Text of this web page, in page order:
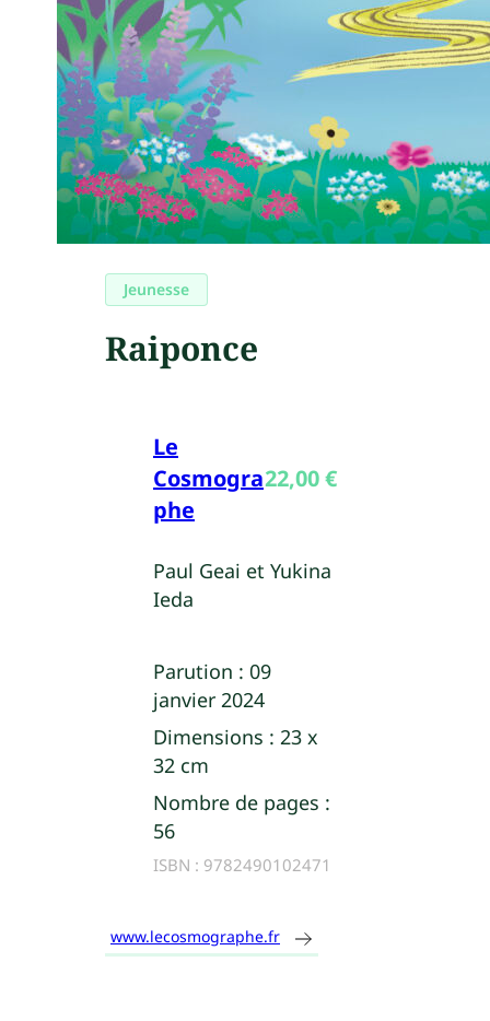
Jeunesse
Raiponce
Le
Cosmogra
phe
22,00€
Paul Geai et Yukina
Ieda
Parution : 09
janvier 2024
Dimensions : 23 x
32 cm
Nombre de pages :
56
ISBN : 9782490102471
www.lecosmographe.fr